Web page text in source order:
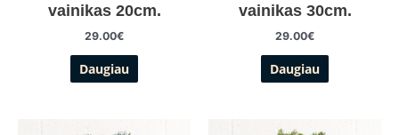
vainikas 20cm.
29.00€
Daugiau
vainikas 30cm.
29.00€
Daugiau